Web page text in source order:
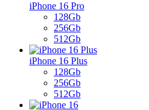
iPhone 16 Pro
128Gb
256Gb
512Gb
iPhone 16 Plus
128Gb
256Gb
512Gb